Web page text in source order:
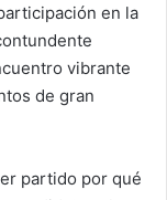
en la
vibrante
de gran
partido por qué